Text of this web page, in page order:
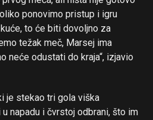
ponovimo pristup i igru
to će biti dovoljno za
težak meč, Marsej ima
neće odustati do kraja“, izjavio
je stekao tri gola viška
napadu i čvrstoj odbrani, što im